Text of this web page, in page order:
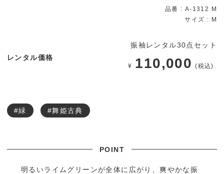
品番 : A-1312 M
サイズ : M
レンタル価格
振袖レンタル30点セット
¥ 110,000 (税込)
#緑 #舞姫古典
明るいライムグリーンが全体に広がり、爽やかな振